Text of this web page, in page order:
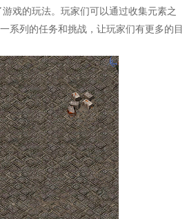
戏的玩法。玩家们可以通过收集元素之
系列的任务和挑战，让玩家们有更多的目